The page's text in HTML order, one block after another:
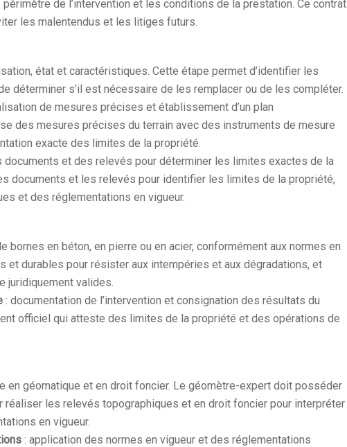
de l’intervention et les conditions de la prestation. Ce contrat
les malentendus et les litiges futurs.
état et caractéristiques. Cette étape permet d’identifier les
déterminer s’il est nécessaire de les remplacer ou de les compléter.
de mesures précises et établissement d’un plan
des mesures précises du terrain avec des instruments de mesure
exacte des limites de la propriété.
documents et des relevés pour déterminer les limites exactes de la
documents et les relevés pour identifier les limites de la propriété,
et des réglementations en vigueur.
bornes en béton, en pierre ou en acier, conformément aux normes en
et durables pour résister aux intempéries et aux dégradations, et
juridiquement valides.
: documentation de l’intervention et consignation des résultats du
officiel qui atteste des limites de la propriété et des opérations de
en géomatique et en droit foncier. Le géomètre-expert doit posséder
les relevés topographiques et en droit foncier pour interpréter
en vigueur.
: application des normes en vigueur et des réglementations